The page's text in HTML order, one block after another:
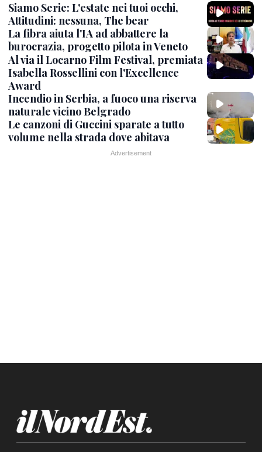
Siamo Serie: L'estate nei tuoi occhi,
Attitudini: nessuna, The bear
La fibra aiuta l'IA ad abbattere la
burocrazia, progetto pilota in Veneto
Al via il Locarno Film Festival, premiata
Isabella Rossellini con l'Excellence
Award
Incendio in Serbia, a fuoco una riserva
naturale vicino Belgrado
Le canzoni di Guccini sparate a tutto
volume nella strada dove abitava